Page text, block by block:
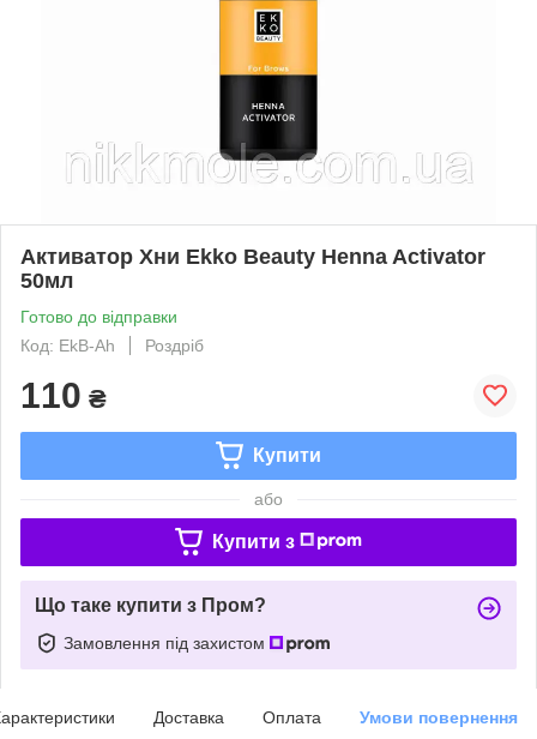
Активатор Хни Ekko Beauty Henna Activator
50мл
Готово до відправки
Код: EkB-Ah
Роздріб
110 ₴
Купити
або
Купити з
Що таке купити з Пром?
Замовлення під захистом
Доставка Оплата Умови повернення